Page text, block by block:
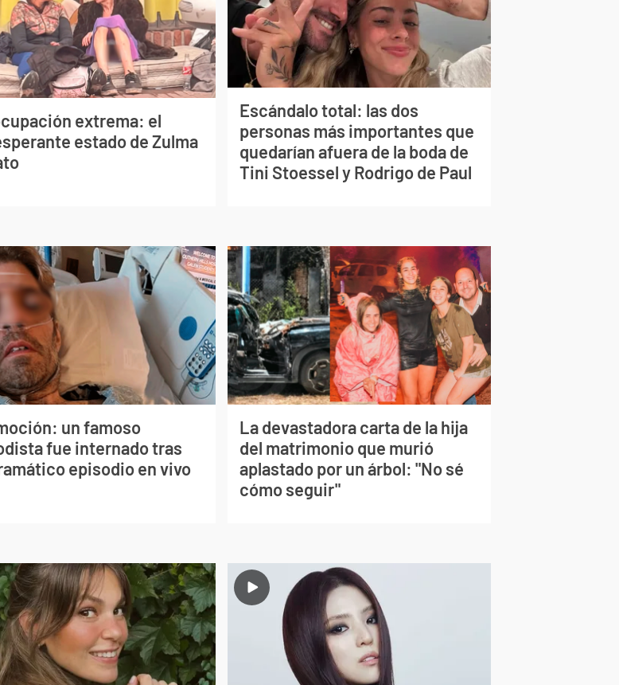
extrema: el
estado de Zulma
Escándalo total: las dos
personas más importantes que
quedarían afuera de la boda de
Tini Stoessel y Rodrigo de Paul
un famoso
fue internado tras
episodio en vivo
La devastadora carta de la hija
del matrimonio que murió
aplastado por un árbol: "No sé
cómo seguir"